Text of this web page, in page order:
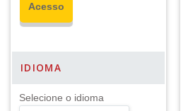
IDIOMA
Selecione o idioma